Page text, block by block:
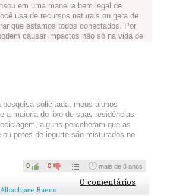
em uma maneira bem legal de
usa de recursos naturais ou gera de
que estamos todos conectados. Por
causar impactos não só na vida de
de nós!
seu lixo que não é lixo?
um dia tudo o que
lixo e que pode ser
solicitada, meus alunos
a maioria do lixo de suas residências
alguns perceberam que as
potes de iogurte são misturados no
0 0 mais de 8 anos
0 comentários
Bueno